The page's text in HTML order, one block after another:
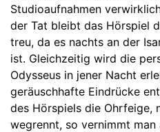
Studioaufnahmen
der Tat bleibt das Hörspiel
treu, da es nachts an der
ist. Gleichzeitig wird die
Odysseus in jener Nacht
geräuschhafte Eindrücke
des Hörspiels die Ohrfeige,
wegrennt, so vernimmt